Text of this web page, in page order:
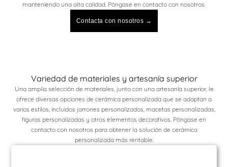
manteniendo una alta calidad. Póngase en contacto con nosotros.
Contacta con nosotros →
Variedad de materiales y artesanía superior
Una amplia selección de materiales, junto con una artesanía superior, le
ofrece diversas opciones de cerámica personalizada que se adaptan a
varios estilos, incluidos jarrones personalizados, macetas personalizadas,
figuras personalizadas y otros elementos decorativos. Póngase en
contacto con nosotros para obtener la solución de cerámica
personalizada más rentable.